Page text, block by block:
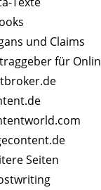
und Claims
für
Seiten